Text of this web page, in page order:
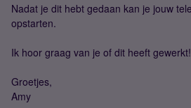
Nadat je dit hebt gedaan kan je jouw
opstarten.
Ik hoor graag van je of dit heeft gewerkt!
Groetjes,
Amy